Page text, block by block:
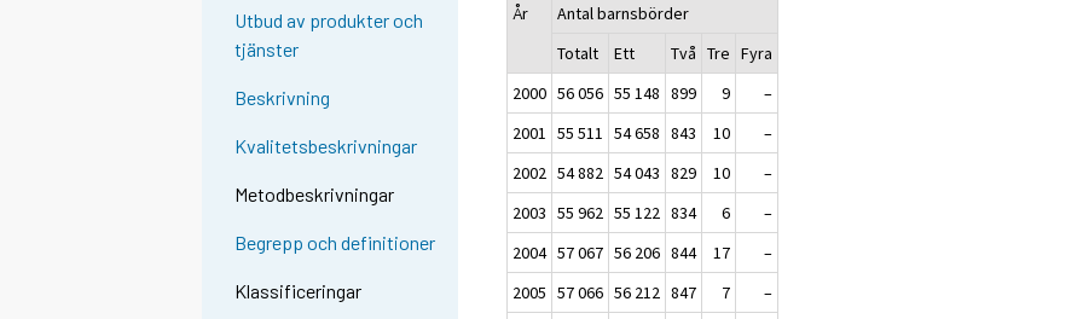
Utbud av produkter och
tjänster
Beskrivning
Kvalitetsbeskrivningar
Metodbeskrivningar
Begrepp och definitioner
Klassificeringar
År
Antal barnsbörder
Totalt
Ett Två Tre Fyra
2000 56 056 55 148 899 9
–
2001 55 511 54 658 843 10
–
2002 54 882 54 043 829 10
–
2003 55 962 55 122 834 6
–
2004 57 067 56 206 844 17
–
2005 57 066 56 212 847 7
–